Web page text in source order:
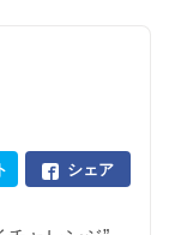
シェア